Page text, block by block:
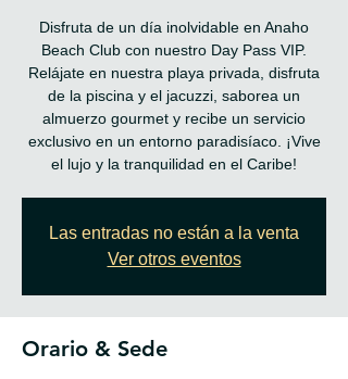
Disfruta de un día inolvidable en Anaho
Beach Club con nuestro Day Pass VIP.
Relájate en nuestra playa privada, disfruta
de la piscina y el jacuzzi, saborea un
almuerzo gourmet y recibe un servicio
exclusivo en un entorno paradisíaco. ¡Vive
el lujo y la tranquilidad en el Caribe!
Las entradas no están a la venta
Ver otros eventos
Orario & Sede